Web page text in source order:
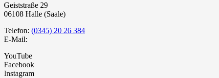
Geiststraße 29
06108 Halle (Saale)
Telefon: (0345) 20 26 384
E-Mail:
YouTube
Facebook
Instagram